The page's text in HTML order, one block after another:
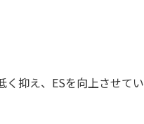
抑え、ESを向上させてい